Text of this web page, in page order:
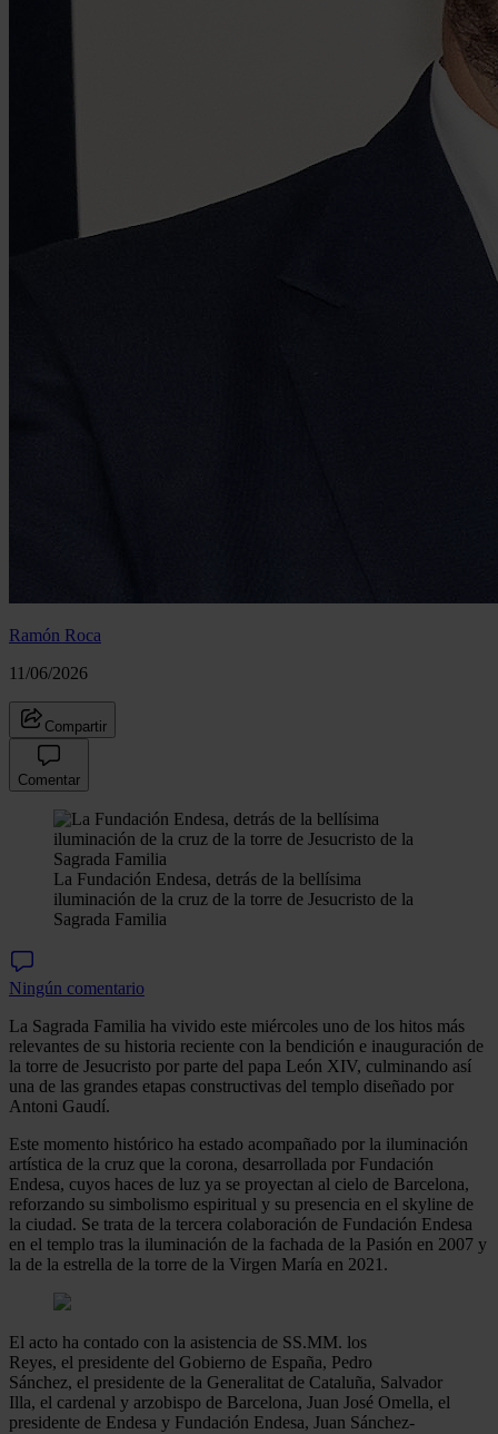
Ramón Roca
11/06/2026
Compartir
Comentar
La Fundación Endesa, detrás de la bellísima
iluminación de la cruz de la torre de Jesucristo de la
Sagrada Familia
Ningún comentario
La Sagrada Familia ha vivido este miércoles uno de los hitos más
relevantes de su historia reciente con la bendición e inauguración de
la torre de Jesucristo por parte del papa León XIV, culminando así
una de las grandes etapas constructivas del templo diseñado por
Antoni Gaudí.
Este momento histórico ha estado acompañado por la iluminación
artística de la cruz que la corona, desarrollada por Fundación
Endesa, cuyos haces de luz ya se proyectan al cielo de Barcelona,
reforzando su simbolismo espiritual y su presencia en el skyline de
la ciudad. Se trata de la tercera colaboración de Fundación Endesa
en el templo tras la iluminación de la fachada de la Pasión en 2007 y
la de la estrella de la torre de la Virgen María en 2021.
El acto ha contado con la asistencia de SS.MM. los
Reyes, el presidente del Gobierno de España, Pedro
Sánchez, el presidente de la Generalitat de Cataluña, Salvador
Illa, el cardenal y arzobispo de Barcelona, Juan José Omella, el
presidente de Endesa y Fundación Endesa, Juan Sánchez-